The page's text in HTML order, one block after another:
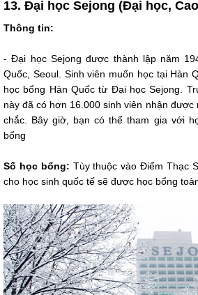
13. Đại học Sejong (Đại học,
Thông tin:
- Đại học Sejong được thành lập năm
Quốc, Seoul. Sinh viên muốn học tại Hàn
học bổng Hàn Quốc từ Đại học Sejong.
này đã có hơn 16.000 sinh viên nhận được
chắc. Bây giờ, bạn có thể tham gia với
bổng
Số học bổng: Tùy thuộc vào Điểm Thạc
cho học sinh quốc tế sẽ được học bổng